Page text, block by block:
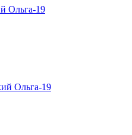
Ольга-19
Ольга-19